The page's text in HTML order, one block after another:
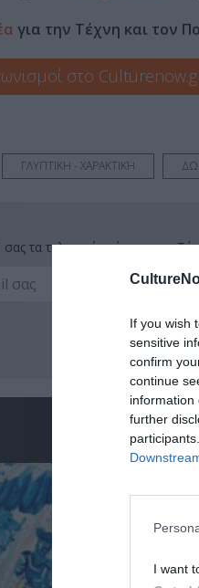
If you wish
sensitive
confirm
continue
information
further
I want
για την Τέχνη και τον
στο
ΓΛΥΠΤΙΚΗ - ΧΑΡΑΚΤΙΚΗ
τα τελευταία νέα για την